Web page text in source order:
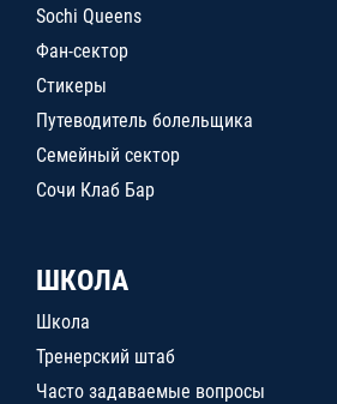
Sochi Queens
Фан-сектор
Стикеры
Путеводитель болельщика
Семейный сектор
Сочи Клаб Бар
ШКОЛА
Школа
Тренерский штаб
Часто задаваемые вопросы